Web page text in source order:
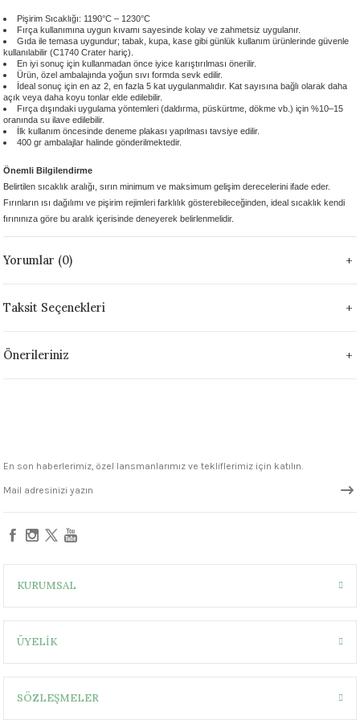
1305 °C
°C
- 1222 °C
- 1046 °C
°C
1046 °C
- 1046 °C
Pişirim Sıcaklığı: 1190°C – 1230°C
Fırça kullanımına uygun kıvamı sayesinde kolay ve zahmetsiz uygulanır.
Gıda ile temasa uygundur; tabak, kupa, kase gibi günlük kullanım ürünlerinde güvenle
kullanılabilir (C1740 Crater hariç).
En iyi sonuç için kullanmadan önce iyice karıştırılması önerilir.
Ürün, özel ambalajında yoğun sıvı formda sevk edilir.
İdeal sonuç için en az 2, en fazla 5 kat uygulanmalıdır. Kat sayısına bağlı olarak daha
açık veya daha koyu tonlar elde edilebilir.
Fırça dışındaki uygulama yöntemleri (daldırma, püskürtme, dökme vb.) için %10–15
oranında su ilave edilebilir.
İlk kullanım öncesinde deneme plakası yapılması tavsiye edilir.
400 gr ambalajlar halinde gönderilmektedir.
Önemli Bilgilendirme
Belirtilen sıcaklık aralığı, sırın minimum ve maksimum gelişim derecelerini ifade eder.
Fırınların ısı dağılımı ve pişirim rejimleri farklılık gösterebileceğinden, ideal sıcaklık kendi
fırınınıza göre bu aralık içerisinde deneyerek belirlenmelidir.
Yorumlar (0)
Taksit Seçenekleri
Önerileriniz
En son haberlerimiz, özel lansmanlarımız ve tekliflerimiz için katılın.
KURUMSAL
ÜYELİK
SÖZLEŞMELER